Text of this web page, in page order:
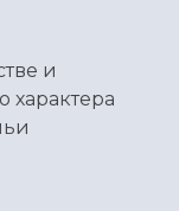
и
характера